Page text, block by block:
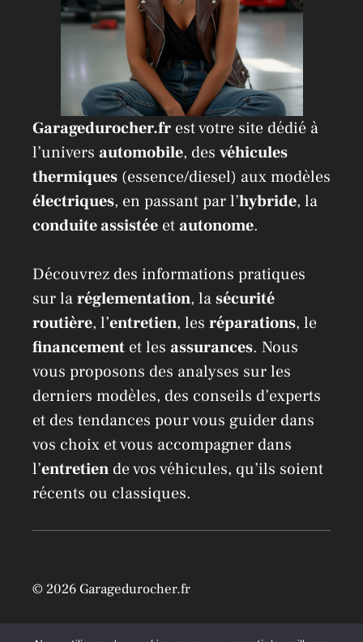
Garagedurocher.fr est votre site dédié à
l’univers automobile, des véhicules
thermiques (essence/diesel) aux modèles
électriques, en passant par l’hybride, la
conduite assistée etautonome.
Découvrez des informations pratiques
sur laréglementation, lasécurité
routière, l’entretien, les réparations, le
financement et les assurances. Nous
vous proposons des analyses sur les
derniers modèles, des conseils d’experts
et des tendances pour vous guider dans
vos choix et vous accompagner dans
l’entretien de vos véhicules, qu’ils soient
récents ou classiques.
© 2026 Garagedurocher.fr